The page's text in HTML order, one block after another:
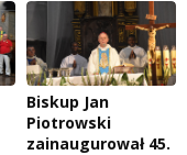
Biskup Jan
Piotrowski
zainaugurował 45.